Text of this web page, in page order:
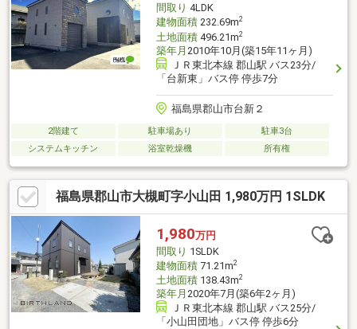
ｈｎｅｔ」でＩＤ検索！
間取り 4LDK
建物面積232.69m2
土地面積496.21m2
築年月 2010年10月(築15年11ヶ月)
ＪＲ東北本線 郡山駅 バス23分/
「台新東」バス停 停歩7分
福島県郡山市台新２
2階建て 駐車場あり
駐車3台
システムキッチン
浴室乾燥機 所有権
福島県郡山市大槻町字小山田 1,980万円 1SLDK
1,980万円
間取り 1SLDK
建物面積71.21m2
土地面積138.43m2
築年月 2020年7月(築6年2ヶ月)
ＪＲ東北本線 郡山駅 バス25分/
「小山田団地」バス停 停歩6分